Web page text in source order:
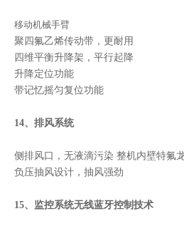
移动机械手臂
聚四氟乙烯传动带，更耐用
四维平衡升降架，平行起降
升降定位功能
带记忆摇匀复位功能
14、排风系统
侧排风口，无液滴污染 整机内壁特氟
负压抽风设计，抽风强劲
15、监控系统无线蓝牙控制技术